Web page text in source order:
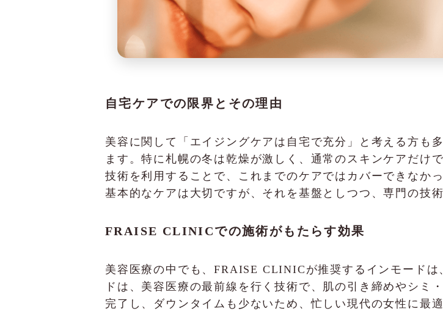
自宅ケアでの限界とその理由
美容に関して「エイジングケアは自宅で充分」と考える方も
ます。特に札幌の冬は乾燥が激しく、通常のスキンケアだけ
技術を利用することで、これまでのケアではカバーできなか
基本的なケアは大切ですが、それを基盤としつつ、専門の技
FRAISE CLINICでの施術がもたらす効果
美容医療の中でも、FRAISE CLINICが推奨するインモード
ドは、美容医療の最前線を行く技術で、肌の引き締めやシミ
完了し、ダウンタイムも少ないため、忙しい現代の女性に最